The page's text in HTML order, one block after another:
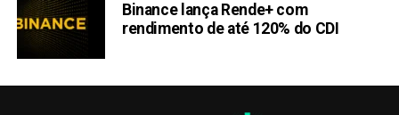
Binance lança Rende+ com
rendimento de até 120% do CDI